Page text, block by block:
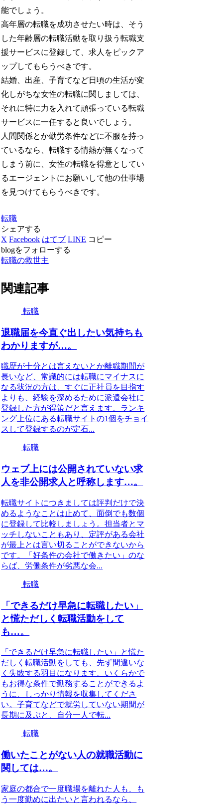
能でしょう。
高年層の転職を成功させたい時は、そう
した年齢層の転職活動を取り扱う転職支
援サービスに登録して、求人をピックア
ップしてもらうべきです。
結婚、出産、子育てなど日頃の生活が変
化しがちな女性の転職に関しましては、
それに特に力を入れて頑張っている転職
サービスに一任すると良いでしょう。
人間関係とか勤労条件などに不服を持っ
ているなら、転職する情熱が無くなって
しまう前に、女性の転職を得意としてい
るエージェントにお願いして他の仕事場
を見つけてもらうべきです。
転職
シェアする
X Facebook はてブ LINE コピー
blogをフォローする
転職の救世主
関連記事
転職
退職届を今直ぐ出したい気持ちも
わかりますが…。
職歴が十分とは言えないとか離職期間が
長いなど、常識的には転職にマイナスに
なる状況の方は、すぐに正社員を目指す
よりも、経験を深めるために派遣会社に
登録した方が得策だと言えます。ランキ
ング上位にある転職サイトの1個をチョイ
スして登録するのが定石...
転職
ウェブ上には公開されていない求
人を非公開求人と呼称します…。
転職サイトにつきましては評判だけで決
めるようなことは止めて、面倒でも数個
に登録して比較しましょう。担当者とマ
ッチしないこともあり、定評がある会社
が最上とは言い切ることができないから
です。「好条件の会社で働きたい」のな
らば、労働条件が劣悪な会...
転職
「できるだけ早急に転職したい」
と慌ただしく転職活動をして
も…。
「できるだけ早急に転職したい」と慌た
だしく転職活動をしても、先ず間違いな
く失敗する羽目になります。いくらかで
もお得な条件で勤務することができるよ
うに、しっかり情報を収集してくださ
い。子育てなどで就労していない期間が
長期に及ぶと、自分一人で転...
転職
働いたことがない人の就職活動に
関しては…。
家庭の都合で一度職場を離れた人も、も
う一度勤めに出たいと言われるなら、